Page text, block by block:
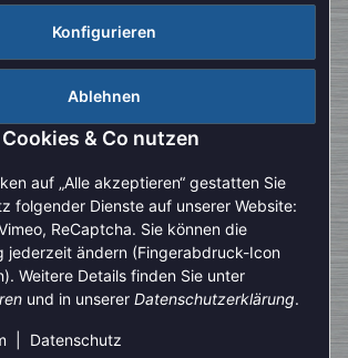
Konfigurieren
Ablehnen
& Co nutzen
auf „Alle akzeptieren“ gestatten Sie
folgender Dienste auf unserer Website:
ReCaptcha. Sie können die
jederzeit ändern (Fingerabdruck-Icon
Weitere Details finden Sie unter
und in unserer Datenschutzerklärung.
Datenschutz
kann es aktuell zu verlängerten
kommen. Bitte beachten Sie außerdem,
Verfügung steht. Vielen Dank für Ihre